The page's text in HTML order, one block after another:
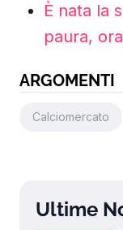
È nata la
paura,
ARGOMENTI
Calciomercato
Ultime